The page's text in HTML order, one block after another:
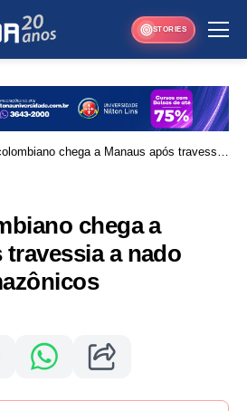
STORIES
chega a Manaus após travessia
chega a
travessia a nado